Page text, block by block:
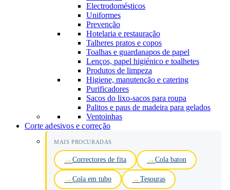
Electrodomésticos
Uniformes
Prevenção
Hotelaria e restauração
Talheres pratos e copos
Toalhas e guardanapos de papel
Lenços, papel higiénico e toalhetes
Produtos de limpeza
Higiene, manutenção e catering
Purificadores
Sacos do lixo-sacos para roupa
Palitos e paus de madeira para gelados
Ventoinhas
Corte adesivos e correção
MAIS PROCURADAS
Correctores de fita Cola baton
Cola em tubo Tesouras